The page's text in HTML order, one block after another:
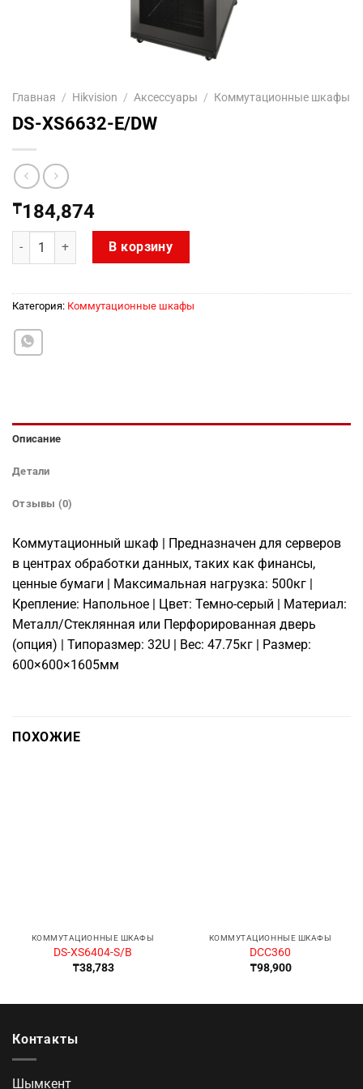
Главная / Hikvision / Аксесcуары / Коммутационные шкафы
DS-XS6632-E/DW
₸184,874
Количество товара DS-XS6632-E/DW
В корзину
Категория: Коммутационные шкафы
Описание
Детали
Отзывы (0)
Коммутационный шкаф | Предназначен для серверов
в центрах обработки данных, таких как финансы,
ценные бумаги | Максимальная нагрузка: 500кг |
Крепление: Напольное | Цвет: Темно-серый | Материал:
Металл/Стеклянная или Перфорированная дверь
(опция) | Типоразмер: 32U | Вес: 47.75кг | Размер:
600×600×1605мм
ПОХОЖИЕ
КОММУТАЦИОННЫЕ ШКАФЫ
DS-XS6404-S/B
₸38,783
КОММУТАЦИОННЫЕ ШКАФЫ
DCC360
₸98,900
Контакты
Шымкент